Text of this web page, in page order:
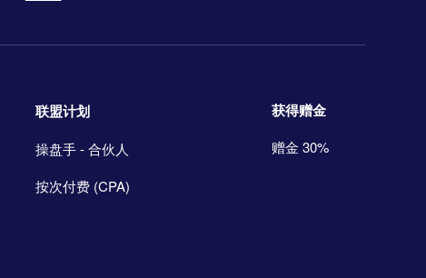
联盟计划
操盘手 - 合伙人
按次付费 (CPA)
获得赠金
赠金 30%